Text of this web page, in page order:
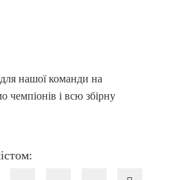
нашої команди на
і всю збірну